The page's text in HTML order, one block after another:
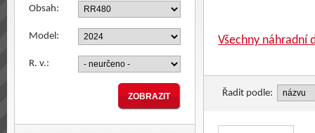
Obsah:
Model:
R. v.:
Všechny náhradní
Řadit podle: